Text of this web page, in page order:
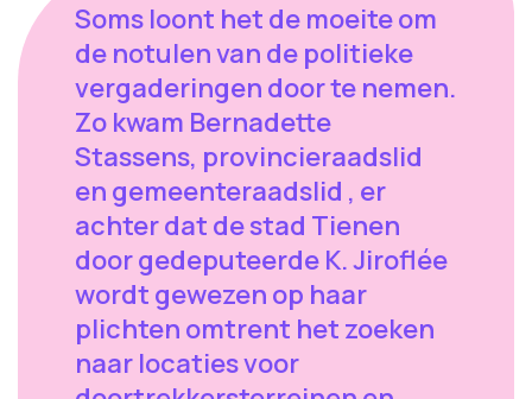
Soms loont het de moeite om
de notulen van de politieke
vergaderingen door te nemen.
Zo kwam Bernadette
Stassens, provincieraadslid
en gemeenteraadslid , er
achter dat de stad Tienen
door gedeputeerde K. Jiroflée
wordt gewezen op haar
plichten omtrent het zoeken
naar locaties voor